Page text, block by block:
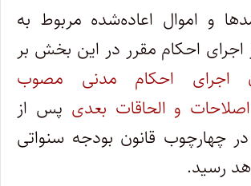
و اموال اعاده‌شده مربوط به
احکام مقرر در این بخش بر
اجرای احکام مدنی مصوب
پس از
چهارچوب قانون بودجه سنواتی
رسید.